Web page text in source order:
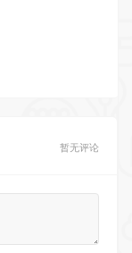
暂无评论